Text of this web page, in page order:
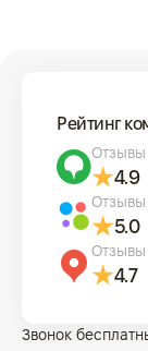
Рейтинг
4.9
Отзывы
5.0
Отзывы
4.7
Звонок